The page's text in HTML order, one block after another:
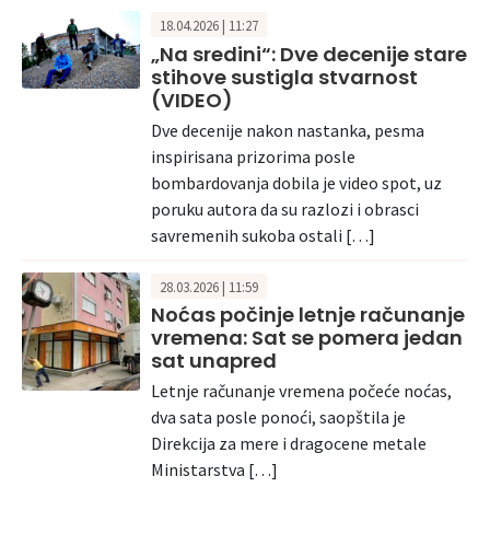
18.04.2026 | 11:27
„Na sredini“: Dve decenije stare
stihove sustigla stvarnost
(VIDEO)
Dve decenije nakon nastanka, pesma
inspirisana prizorima posle
bombardovanja dobila je video spot, uz
poruku autora da su razlozi i obrasci
savremenih sukoba ostali […]
28.03.2026 | 11:59
Noćas počinje letnje računanje
vremena: Sat se pomera jedan
sat unapred
Letnje računanje vremena počeće noćas,
dva sata posle ponoći, saopštila je
Direkcija za mere i dragocene metale
Ministarstva […]